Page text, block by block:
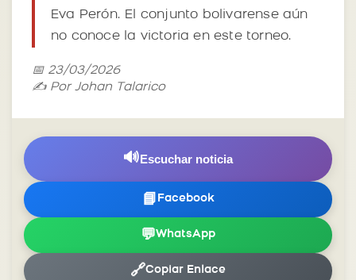
Eva Perón. El conjunto bolivarense aún
no conoce la victoria en este torneo.
📅 23/03/2026
✍️ Por Johan Talarico
🔊Escuchar noticia
📘 Facebook
💬WhatsApp
🔗Copiar Enlace